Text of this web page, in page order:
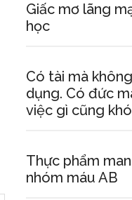
Giấc mơ lãng
học
Có tài mà
dụng. Có đức
việc gì cũng
Thực phẩm
nhóm máu AB